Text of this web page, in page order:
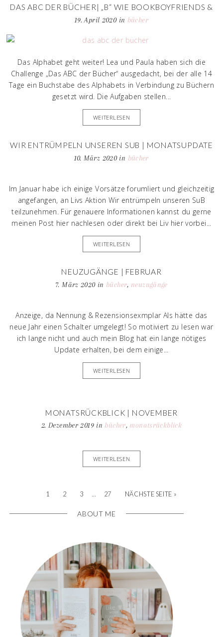
DAS ABC DER BÜCHER| „B“ WIE BOOKBOYFRIENDS &
BOOKGIRLFRIENDS
19. April 2020 in bücher
Das Alphabet geht weiter! Lea und Paula haben sich die
Challenge „Das ABC der Bücher“ ausgedacht, bei der alle 14
Tage ein Buchstabe des Alphabets in Verbindung zu Büchern
gesetzt wird. Die Aufgaben stellen...
WEITERLESEN
WIR ENTRÜMPELN UNSEREN SUB | MONATSUPDATE
FEBRUAR
10. März 2020 in bücher
Im Januar habe ich einige Vorsätze forumliert und gleichzeitig
angefangen, an Livs Aktion Wir entrümpeln unseren SuB
teilzunehmen. Für genauere Informationen kannst du gerne
meinen Post hier nachlesen oder direkt bei Liv hier vorbei...
WEITERLESEN
NEUZUGÄNGE | FEBRUAR
7. März 2020 in bücher, neuzugänge
Anzeige, da Nennung & Rezensionsexmplar Als hätte das
neue Jahr einen Schalter umgelegt! So motiviert zu lesen war
ich lange nicht und auch mein Blog hat ein lange nötiges
Update erhalten, bei dem einige...
WEITERLESEN
MONATSRÜCKBLICK | NOVEMBER
2. Dezember 2019 in bücher, monatsrückblick
WEITERLESEN
1 2 3 … 27 NÄCHSTE SEITE »
ABOUT ME